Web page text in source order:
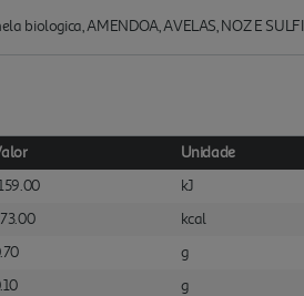
biologica, AMENDOA, AVELAS, NOZ E
Unidade
kJ
kcal
g
g